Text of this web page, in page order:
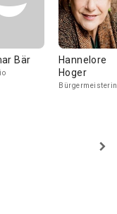
Bär
Hannelore
Hoger
Bürgermeisterin